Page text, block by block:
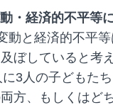
・経済的不平等
動と経済的不平
ぼしていると考
3人の子どもた
方、もしくはど